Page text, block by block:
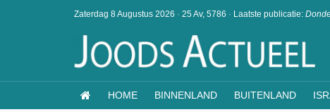
Zaterdag 8 Augustus 2026 · 25 Av, 5786 · Laatste publicatie:
HOME BINNENLAND BUITENLAND